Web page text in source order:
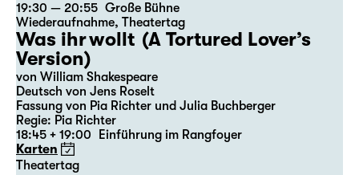
Mi 21.10.
19:30 — 20:55
Große Bühne
Wiederaufnahme,Theatertag
Was ihr wollt (A Tortured Lover’s
Version)
von William Shakespeare
Deutsch von Jens Roselt
Fassung von Pia Richter und Julia Buchberger